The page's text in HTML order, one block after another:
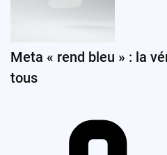
Meta « rend bleu » : la
tous